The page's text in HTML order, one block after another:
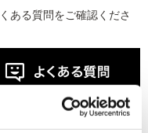
ある質問をご確認くださ